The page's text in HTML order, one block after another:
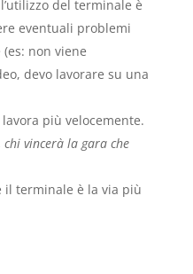
del terminale è
eventuali problemi
non viene
devo lavorare su una
più velocemente.
vincerà la gara che
il terminale è la via più